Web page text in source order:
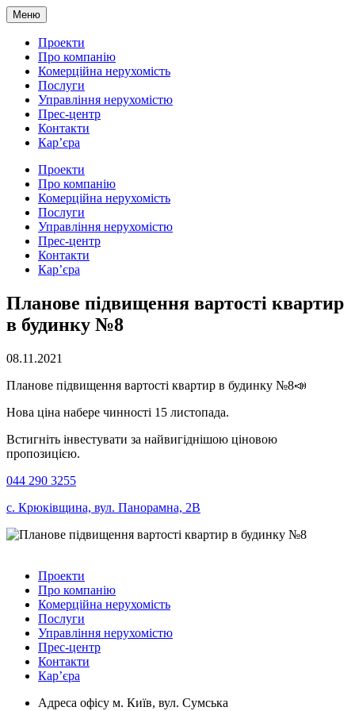
Меню
Проекти
Про компанію
Комерційна нерухомість
Послуги
Управління нерухомістю
Прес-центр
Контакти
Кар’єра
Проекти
Про компанію
Комерційна нерухомість
Послуги
Управління нерухомістю
Прес-центр
Контакти
Кар’єра
Планове підвищення вартості квартир
в будинку №8
08.11.2021
Планове підвищення вартості квартир в будинку №8📣
Нова ціна набере чинності 15 листопада.
Встигніть інвестувати за найвигіднішою ціновою
пропозицією.
044 290 3255
с. Крюківщина, вул. Панорамна, 2В
Проекти
Про компанію
Комерційна нерухомість
Послуги
Управління нерухомістю
Прес-центр
Контакти
Кар’єра
Адреса офісу м. Київ, вул. Сумська